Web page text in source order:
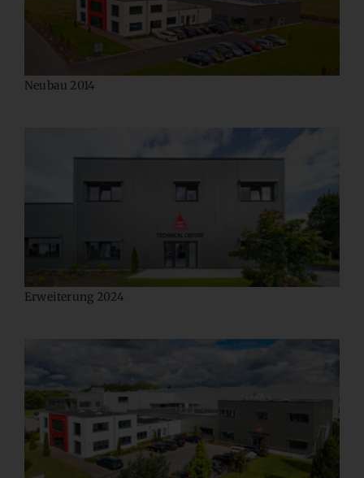
Neubau 2014
Erweiterung 2024